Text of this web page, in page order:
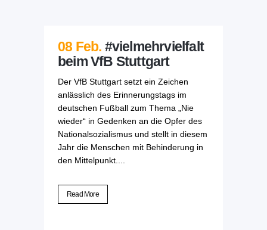
08 Feb. #vielmehrvielfalt
beim VfB Stuttgart
Der VfB Stuttgart setzt ein Zeichen
anlässlich des Erinnerungstags im
deutschen Fußball zum Thema „Nie
wieder“ in Gedenken an die Opfer des
Nationalsozialismus und stellt in diesem
Jahr die Menschen mit Behinderung in
den Mittelpunkt....
Read More